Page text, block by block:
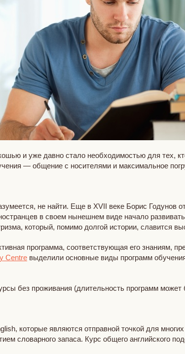
и уже давно стало необходимостью для тех,
— общение с носителями и максимальное
не найти. Еще в XVII веке Борис Годунов
в своем нынешнем виде начало
который, помимо долгой истории, славится
программа, соответствующая его знаниям,
Centre выделили основные виды программ
без проживания (длительность программ может
которые являются отправной точкой для
словарного запаса. Курс общего английского